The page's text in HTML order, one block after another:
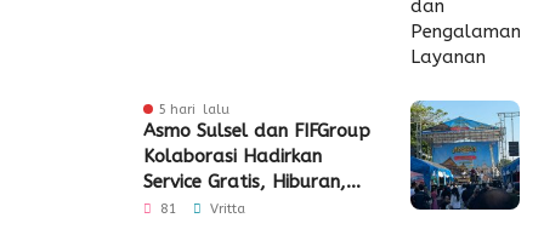
5 hari lalu
Asmo Sulsel dan FIFGroup
Kolaborasi Hadirkan
Service Gratis, Hiburan,
hingga Penyaluran CSR
81 Vritta